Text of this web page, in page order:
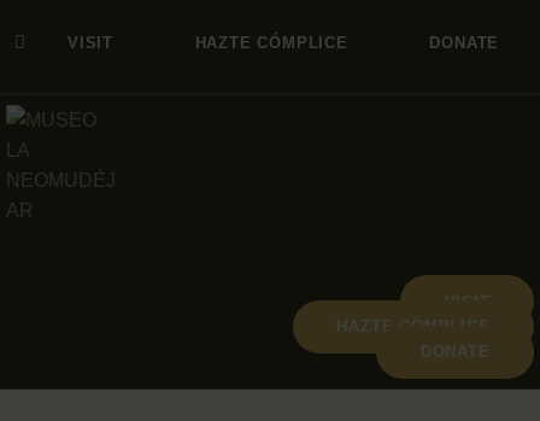
VISIT HAZTE CÓMPLICE DONATE
VISIT
HAZTE CÓMPLICE
DONATE